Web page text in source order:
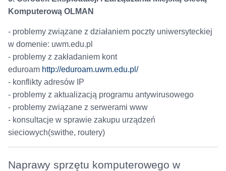
Komputerową OLMAN
- problemy związane z działaniem poczty uniwersyteckiej
w domenie: uwm.edu.pl
- problemy z zakładaniem kont
eduroam http://eduroam.uwm.edu.pl/
- konflikty adresów IP
- problemy z aktualizacją programu antywirusowego
- problemy związane z serwerami www
- konsultacje w sprawie zakupu urządzeń
sieciowych(swithe, routery)
Naprawy sprzętu komputerowego w